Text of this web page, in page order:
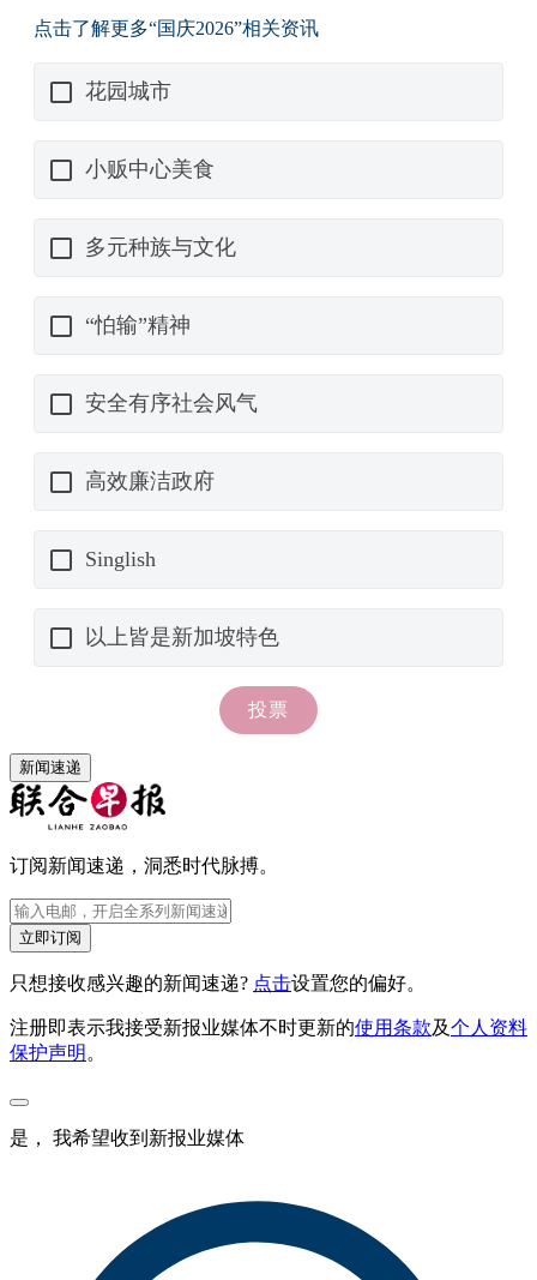
新闻速递
订阅新闻速递，洞悉时代脉搏。
立即订阅
只想接收感兴趣的新闻速递? 点击设置您的偏好。
注册即表示我接受新报业媒体不时更新的使用条款及个人资料
保护声明。
是， 我希望收到新报业媒体